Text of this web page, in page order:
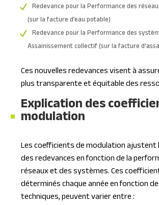
Redevance pour la Performance des
(sur la facture d’eau potable)
Redevance pour la Performance des
Assainissement collectif (sur la facture
Ces nouvelles redevances visent à
plus transparente et équitable des
Explication des
modulation
Les coefficients de modulation
des redevances en fonction de la
réseaux et des systèmes. Ces
déterminés chaque année en fonction
techniques, peuvent varier entre :